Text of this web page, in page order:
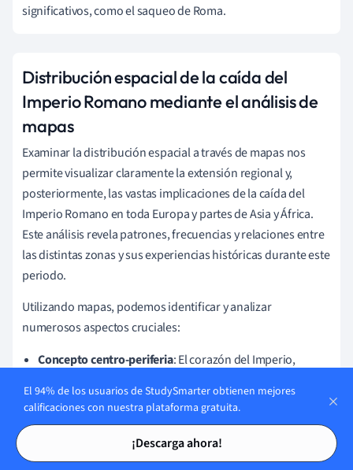
Tarjetas de estudio
Tarjetas de estudio
significativos, como el saqueo de Roma.
Distribución espacial de la caída del
Imperio Romano mediante el análisis de
mapas
Examinar la distribución espacial a través de mapas nos
permite visualizar claramente la extensión regional y,
posteriormente, las vastas implicaciones de la caída del
Imperio Romano en toda Europa y partes de Asia y África.
Este análisis revela patrones, frecuencias y relaciones entre
las distintas zonas y sus experiencias históricas durante este
periodo.
Utilizando mapas, podemos identificar y analizar
numerosos aspectos cruciales:
Concepto centro-periferia: El corazón del Imperio,
poder. Las periferias eran las zonas exteriores del
Imperio, más vulnerables a las incursiones y los saqueos.
Con el tiempo, notarías que el poder disminuía desde el
núcleo hacia las periferias, lo que precedería a la caída.
El 94% de los usuarios de StudySmarter obtienen mejores
calificaciones con nuestra plataforma gratuita.
¡Descarga ahora!